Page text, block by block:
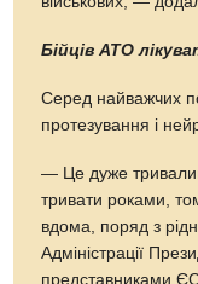
Бійців АТО
Серед найважчих
протезування і
— Це дуже
тривати роками,
вдома, поряд з
Адміністрації
представниками